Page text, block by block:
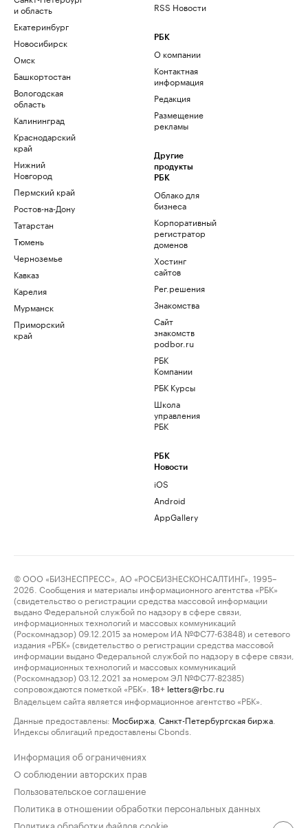
и область
Екатеринбург
Новосибирск
Омск
Башкортостан
Вологодская
область
Калининград
Краснодарский
край
Нижний
Новгород
Пермский край
Ростов-на-Дону
Татарстан
Тюмень
Черноземье
Кавказ
Карелия
Мурманск
Приморский
край
RSS Новости
РБК
О компании
Контактная
информация
Редакция
Размещение
рекламы
Другие
продукты
РБК
Облако для
бизнеса
Корпоративный
регистратор
доменов
Хостинг
сайтов
Рег.решения
Знакомства
Сайт
знакомств
podbor.ru
РБК
Компании
РБК Курсы
Школа
управления
РБК
РБК
Новости
iOS
Android
AppGallery
© ООО «БИЗНЕСПРЕСС», АО «РОСБИЗНЕСКОНСАЛТИНГ», 1995–
2026. Сообщения и материалы информационного агентства «РБК»
(свидетельство о регистрации средства массовой информации
выдано Федеральной службой по надзору в сфере связи,
информационных технологий и массовых коммуникаций
(Роскомнадзор) 09.12.2015 за номером ИА №ФС77-63848) и сетевого
издания «РБК» (свидетельство о регистрации средства массовой
информации выдано Федеральной службой по надзору в сфере связи,
информационных технологий и массовых коммуникаций
(Роскомнадзор) 03.12.2021 за номером ЭЛ №ФС77-82385)
сопровождаются пометкой «РБК».
18+ letters@rbc.ru
Владельцем сайта является информационное агентство «РБК».
Данные предоставлены: Мосбиржа Санкт-Петербургская биржа
Индексы облигаций предоставлены Cbonds.
Информация об ограничениях
О соблюдении авторских прав
Пользовательское соглашение
Политика в отношении обработки персональных данных
Политика обработки файлов cookie